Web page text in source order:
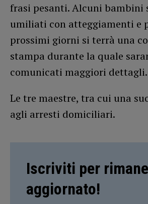
frasi pesanti. Alcuni bambini
umiliati con atteggiamenti e
prossimi giorni si terrà una
stampa durante la quale
comunicati maggiori dettagli.
Le tre maestre, tra cui una
agli arresti domiciliari.
Iscriviti per
aggiornato!